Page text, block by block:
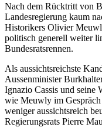
Nach dem Rücktritt von
Landesregierung kaum
Historikers Olivier
politisch generell weiter
Bundesratsrennen.
Als aussichtsreichste
Aussenminister
Ignazio Cassis und seine
wie Meuwly im Gespräch
weniger aussichtsreich
Regierungsrats Pierre